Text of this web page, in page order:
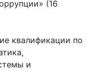
(16
квалификации по
и